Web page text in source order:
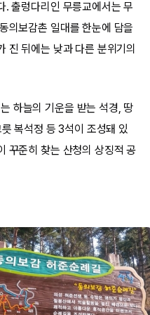
. 출렁다리인 무릉교에서는 무
의보감촌 일대를 한눈에 담을
진 뒤에는 낮과 다른 분위기의
하늘의 기운을 받는 석경, 땅
복석정 등 3석이 조성돼 있
꾸준히 찾는 산청의 상징적 공